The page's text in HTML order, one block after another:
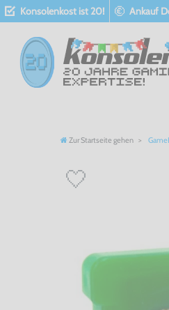
Konsolenkost ist 20! Ankauf
Zur Startseite gehen